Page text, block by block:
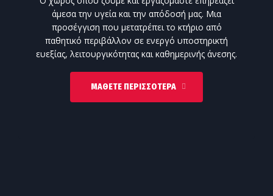
άμεσα την υγεία και την απόδοσή μας. Μια
προσέγγιση που μετατρέπει το κτήριο από
παθητικό περιβάλλον σε ενεργό υποστηρικτή
ευεξίας, λειτουργικότητας και καθημερινής άνεσης.
ΜΆΘΕΤΕ ΠΕΡΙΣΣΌΤΕΡΑ